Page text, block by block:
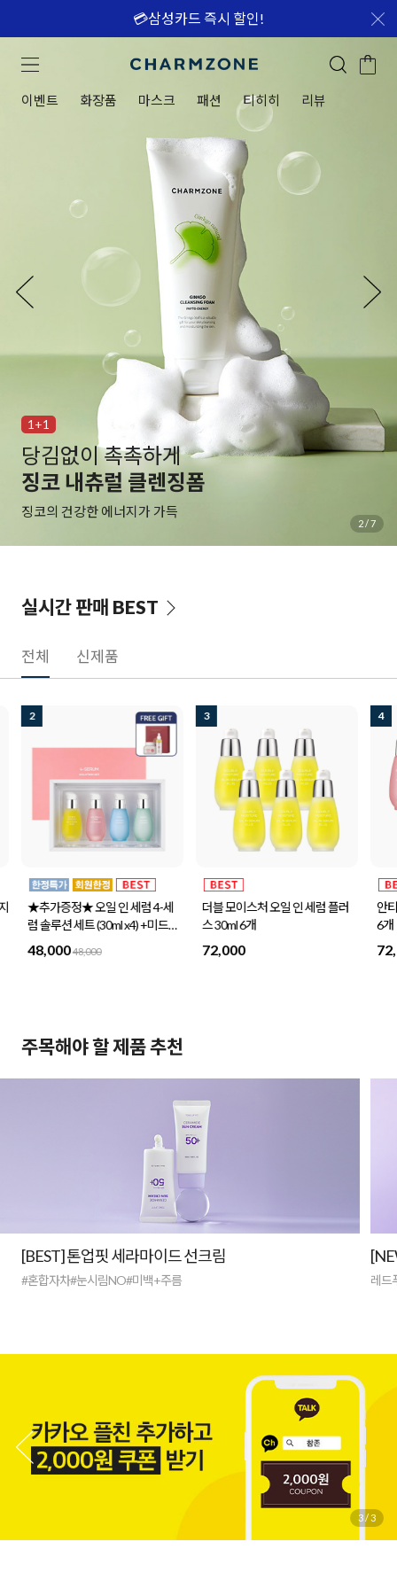
💳삼성카드 즉시 할인!
이벤트 화장품 마스크 패션 티히히 리뷰
백탁 NO! 자극 NO!
알바트로스 레포츠 선
물과 땀에 자유로운 선크림
3/7
실시간 판매 BEST
전체 신제품
세럼 4-세
x4) +미드나
트 증정
더블 모이스처 오일 인 세럼 플러
스 30ml 6개
72,000
안티 링클 핑크 오일 인 세럼
주목해야 할 제품 추천
[BEST] 톤업핏 세라마이드 선크림
#혼합자차#눈시림NO#미백+주름 레드
3/3